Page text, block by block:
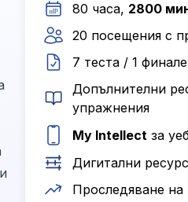
80 часа, 2800
20 посещения с
7 теста / 1
Допълнителни
упражнения
My Intellect за
Дигитални
Проследяване на